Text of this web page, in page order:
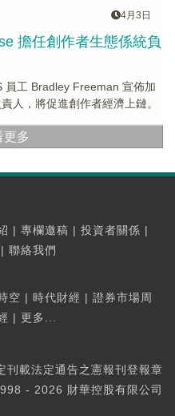
4月3日
擔任創作者生態係統負
員工 Bradley Freeman 宣佈加
人，將促進創作者經濟上鏈。
更多
| 專欄邀稿 | 投資者關係 |
| 聯絡我們
空 | 時代財經 | 證券市場周
| 更多...
刊載法定通告之憲報刊登報章
- 2026 財華控股有限公司